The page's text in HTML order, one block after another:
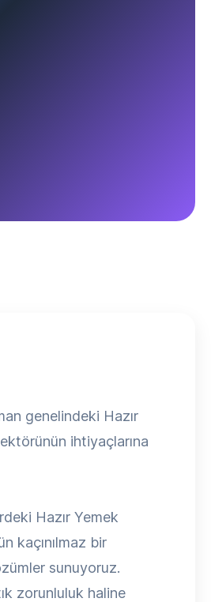
genelindeki Hazır
ihtiyaçlarına
Hazır Yemek
kaçınılmaz bir
sunuyoruz.
zorunluluk haline